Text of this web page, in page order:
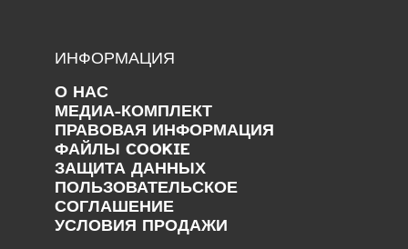
ИНФОРМАЦИЯ
О НАС
МЕДИА-КОМПЛЕКТ
ПРАВОВАЯ ИНФОРМАЦИЯ
ФАЙЛЫ COOKIE
ЗАЩИТА ДАННЫХ
ПОЛЬЗОВАТЕЛЬСКОЕ
СОГЛАШЕНИЕ
УСЛОВИЯ ПРОДАЖИ